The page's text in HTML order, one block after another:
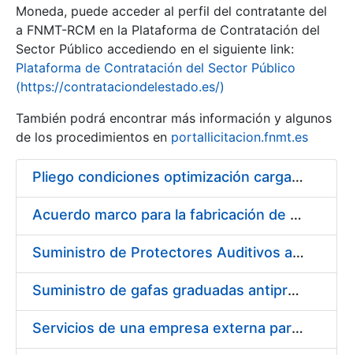
Erakutsi/Ezkutatu
Moneda, puede acceder al perfil del contratante del
a FNMT-RCM en la Plataforma de Contratación del
Sector Público accediendo en el siguiente link:
Plataforma de Contratación del Sector Público
(https://contrataciondelestado.es/)
También podrá encontrar más información y algunos
de los procedimientos en portallicitacion.fnmt.es
Pliego condiciones optimización cargas compras firmado
Acuerdo marco para la fabricación de piezas
Suministro de Protectores Auditivos a medida para las personas trabajadoras de los Centros de Trabajo de Madrid y Burgos
Suministro de gafas graduadas antiproyecciones para los trabajadores de la FNMT-RCM en los centros de trabajo de Madrid y Burgos
Servicios de una empresa externa para el asesoramiento y resolución de los recursos de alzada que se presentan relacionados con procesos de selección para la FNMT-RCM